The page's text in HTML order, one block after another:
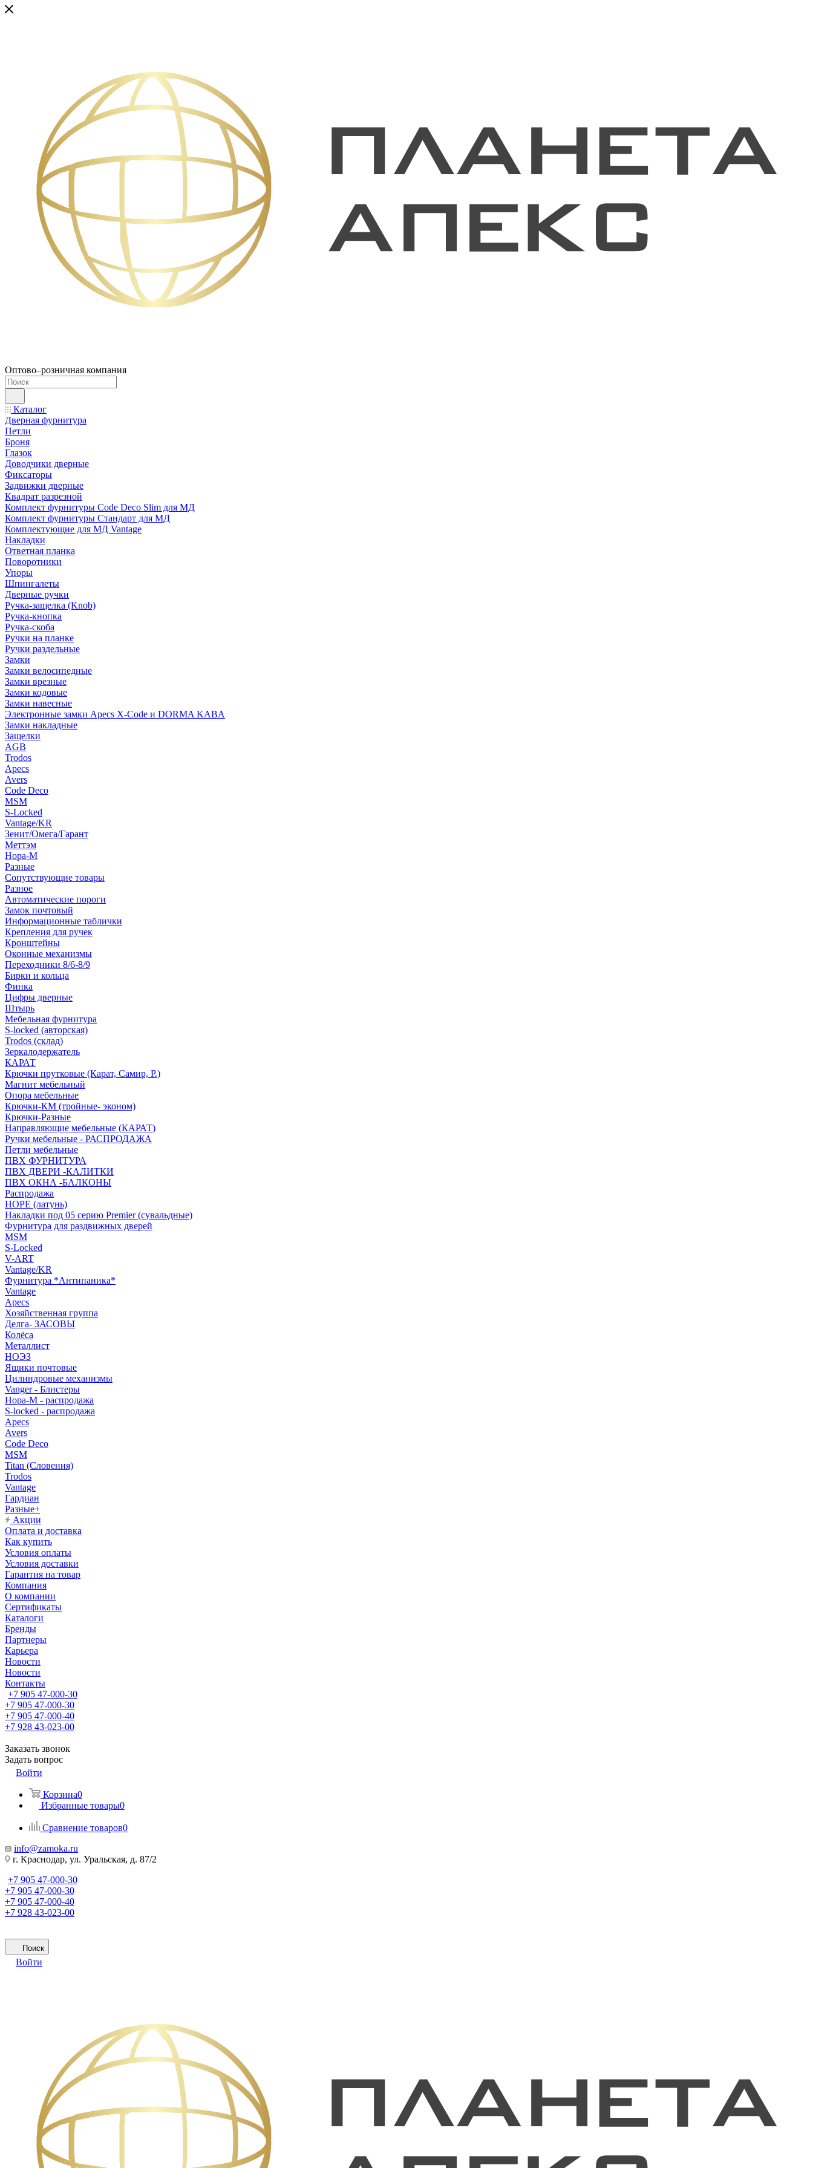
Оптово–розничная компания
Каталог
Дверная фурнитура
Петли
Броня
Глазок
Доводчики дверные
Фиксаторы
Задвижки дверные
Квадрат разрезной
Комплект фурнитуры Code Deco Slim для МД
Комплект фурнитуры Стандарт для МД
Комплектующие для МД Vantage
Накладки
Ответная планка
Поворотники
Упоры
Шпингалеты
Дверные ручки
Ручка-защелка (Knob)
Ручка-кнопка
Ручка-скоба
Ручки на планке
Ручки раздельные
Замки
Замки велосипедные
Замки врезные
Замки кодовые
Замки навесные
Электронные замки Apecs X-Code и DORMA KABA
Замки накладные
Защелки
AGB
Trodos
Apecs
Avers
Code Deco
MSM
S-Locked
Vantage/KR
Зенит/Омега/Гарант
Меттэм
Нора-М
Разные
Сопутствующие товары
Разное
Автоматические пороги
Замок почтовый
Информационные таблички
Крепления для ручек
Кронштейны
Оконные механизмы
Переходники 8/6-8/9
Бирки и кольца
Финка
Цифры дверные
Штырь
Мебельная фурнитура
S-locked (авторская)
Trodos (склад)
Зеркалодержатель
КАРАТ
Крючки прутковые (Карат, Самир, Р.)
Магнит мебельный
Опора мебельные
Крючки-КМ (тройные- эконом)
Крючки-Разные
Направляющие мебельные (КАРАТ)
Ручки мебельные - РАСПРОДАЖА
Петли мебельные
ПВХ ФУРНИТУРА
ПВХ ДВЕРИ -КАЛИТКИ
ПВХ ОКНА -БАЛКОНЫ
Распродажа
HOPE (латунь)
Накладки под 05 серию Premier (сувальдные)
Фурнитура для раздвижных дверей
MSM
S-Locked
V-ART
Vantage/KR
Фурнитура *Антипаника*
Vantage
Apecs
Хозяйственная группа
Делга- ЗАСОВЫ
Колёса
Металлист
НОЭЗ
Ящики почтовые
Цилиндровые механизмы
Vanger - Блистеры
Нора-М - распродажа
S-locked - распродажа
Apecs
Avers
Code Deco
MSM
Titan (Словения)
Trodos
Vantage
Гардиан
Разные+
Акции
Оплата и доставка
Как купить
Условия оплаты
Условия доставки
Гарантия на товар
Компания
О компании
Сертификаты
Каталоги
Бренды
Партнеры
Карьера
Новости
Новости
Контакты
+7 905 47-000-30
+7 905 47-000-30
+7 905 47-000-40
+7 928 43-023-00
Заказать звонок
Задать вопрос
Войти
Корзина0
Избранные товары0
Сравнение товаров0
info@zamoka.ru
г. Краснодар, ул. Уральская, д. 87/2
+7 905 47-000-30
+7 905 47-000-30
+7 905 47-000-40
+7 928 43-023-00
Поиск
Войти